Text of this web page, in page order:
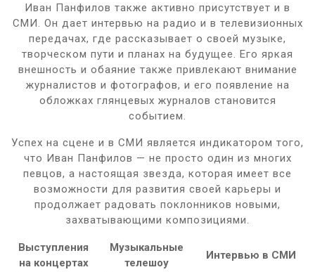
Иван Панфилов также активно присутствует и в
СМИ. Он дает интервью на радио и в телевизионных
передачах, где рассказывает о своей музыке,
творческом пути и планах на будущее. Его яркая
внешность и обаяние также привлекают внимание
журналистов и фотографов, и его появление на
обложках глянцевых журналов становится
событием.
Успех на сцене и в СМИ является индикатором того,
что Иван Панфилов — не просто один из многих
певцов, а настоящая звезда, которая имеет все
возможности для развития своей карьеры и
продолжает радовать поклонников новыми,
захватывающими композициями.
Выступления
на концертах
Музыкальные
телешоу
Интервью в СМИ